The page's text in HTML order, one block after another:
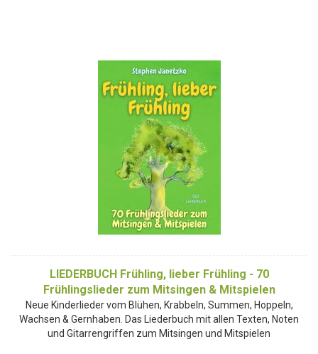
LIEDERBUCH Frühling, lieber Frühling - 70
Frühlingslieder zum Mitsingen & Mitspielen
Neue Kinderlieder vom Blühen, Krabbeln, Summen, Hoppeln,
Wachsen & Gernhaben. Das Liederbuch mit allen Texten, Noten
und Gitarrengriffen zum Mitsingen und Mitspielen